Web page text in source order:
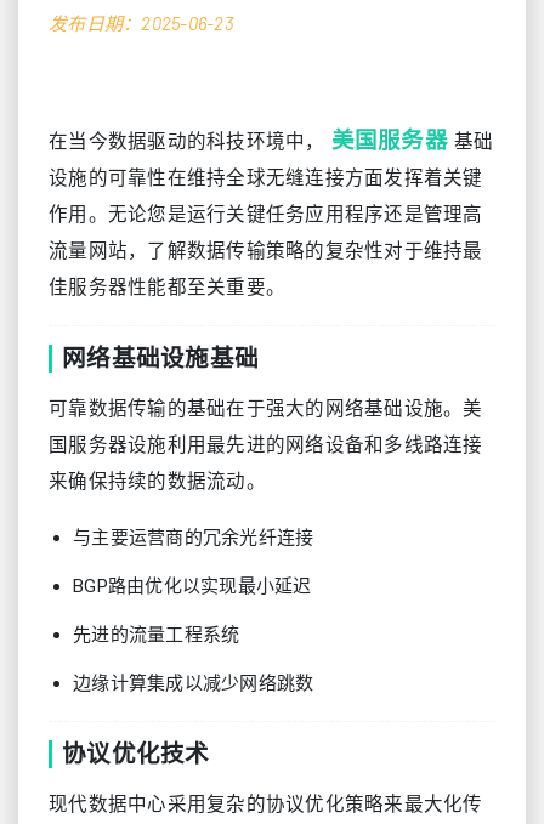
发布日期：2025-06-23
在当今数据驱动的科技环境中， 美国服务器 基础
设施的可靠性在维持全球无缝连接方面发挥着关键
作用。无论您是运行关键任务应用程序还是管理高
流量网站，了解数据传输策略的复杂性对于维持最
佳服务器性能都至关重要。
网络基础设施基础
可靠数据传输的基础在于强大的网络基础设施。美
国服务器设施利用最先进的网络设备和多线路连接
来确保持续的数据流动。
与主要运营商的冗余光纤连接
BGP路由优化以实现最小延迟
先进的流量工程系统
边缘计算集成以减少网络跳数
协议优化技术
现代数据中心采用复杂的协议优化策略来最大化传